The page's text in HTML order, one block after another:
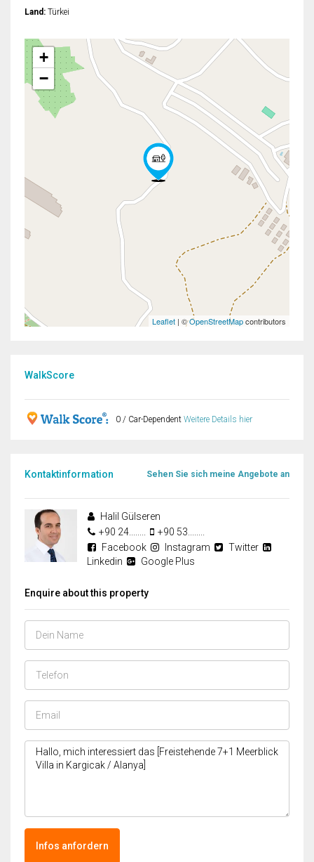
Land: Türkei
+
−
Leaflet | ©OpenStreetMapcontributors
WalkScore
0 / Car-Dependent Weitere Details hier
Kontaktinformation Sehen Sie sich meine Angebote an
Halil Gülseren
+90 24........
+90 53........
Facebook
Instagram
Twitter
Linkedin
Google Plus
Enquire about this property
Infos anfordern